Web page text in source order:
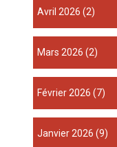
avril 2026 (2)
mars 2026 (2)
février 2026 (7)
janvier 2026 (9)